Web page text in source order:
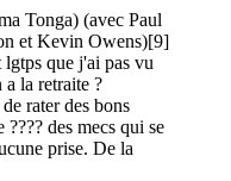
Tonga) (avec Paul
et Kevin Owens)[9]
que j'ai pas vu
la retraite ?
rater des bons
des mecs qui se
prise. De la